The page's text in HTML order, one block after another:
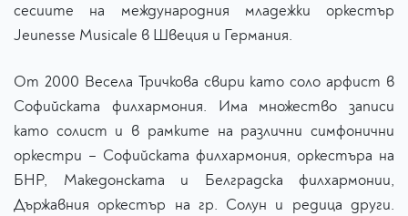
сесиите на международния младежки оркестър
Jeunesse Musicale в Швеция и Германия.
От 2000 Весела Тричкова свири като соло арфист в
Софийската филхармония. Има множество записи
като солист и в рамките на различни симфонични
оркестри – Софийската филхармония, оркестъра на
БНР, Македонската и Белградска филхармонии,
Държавния оркестър на гр. Солун и редица други.